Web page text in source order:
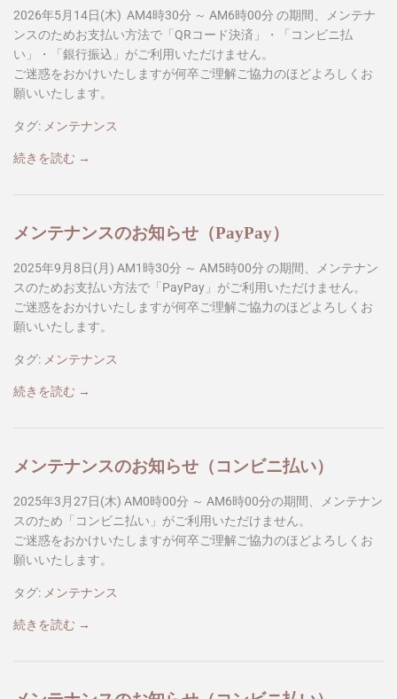
2026年5月14日(木) AM4時30分 ～ AM6時00分 の期間、メンテナ
ンスのためお支払い方法で「QRコード決済」・「コンビニ払
い」・「銀行振込」がご利用いただけません。
ご迷惑をおかけいたしますが何卒ご理解ご協力のほどよろしくお
願いいたします。
タグ: メンテナンス
続きを読む →
メンテナンスのお知らせ（PayPay）
2025年9月8日(月) AM1時30分 ～ AM5時00分 の期間、メンテナン
スのためお支払い方法で「PayPay」がご利用いただけません。
ご迷惑をおかけいたしますが何卒ご理解ご協力のほどよろしくお
願いいたします。
タグ: メンテナンス
続きを読む →
メンテナンスのお知らせ（コンビニ払い）
2025年3月27日(木) AM0時00分 ～ AM6時00分の期間、メンテナン
スのため「コンビニ払い」がご利用いただけません。
ご迷惑をおかけいたしますが何卒ご理解ご協力のほどよろしくお
願いいたします。
タグ: メンテナンス
続きを読む →